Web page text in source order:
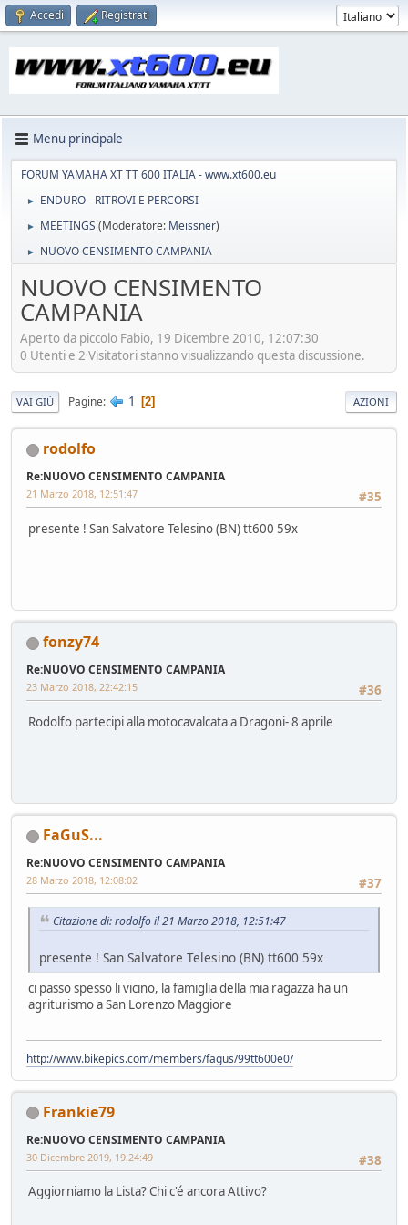
Accedi Registrati
Menu principale
FORUM YAMAHA XT TT 600 ITALIA - www.xt600.eu
► ENDURO - RITROVI E PERCORSI
► MEETINGS (Moderatore: Meissner)
► NUOVO CENSIMENTO CAMPANIA
NUOVO CENSIMENTO
CAMPANIA
Aperto da piccolo Fabio, 19 Dicembre 2010, 12:07:30
0 Utenti e 2 Visitatori stanno visualizzando questa discussione.
VAI GIÙ Pagine 1 2 AZIONI
rodolfo
Re:NUOVO CENSIMENTO CAMPANIA
#35
21 Marzo 2018, 12:51:47
presente ! San Salvatore Telesino (BN) tt600 59x
fonzy74
Re:NUOVO CENSIMENTO CAMPANIA
#36
23 Marzo 2018, 22:42:15
Rodolfo partecipi alla motocavalcata a Dragoni- 8 aprile
FaGuS...
Re:NUOVO CENSIMENTO CAMPANIA
#37
28 Marzo 2018, 12:08:02
Citazione di: rodolfo il 21 Marzo 2018, 12:51:47
presente ! San Salvatore Telesino (BN) tt600 59x
ci passo spesso li vicino, la famiglia della mia ragazza ha un
agriturismo a San Lorenzo Maggiore
http://www.bikepics.com/members/fagus/99tt600e0/
Frankie79
Re:NUOVO CENSIMENTO CAMPANIA
#38
30 Dicembre 2019, 19:24:49
Aggiorniamo la Lista? Chi c'é ancora Attivo?